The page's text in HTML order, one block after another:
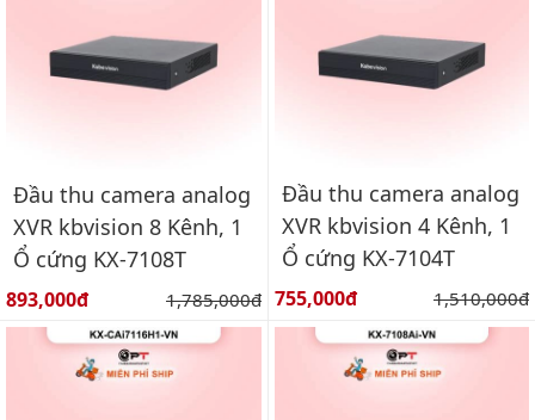
Đầu thu camera analog
XVR kbvision 8 Kênh, 1
Ổ cứng KX-7108T
Giá bán:
893,000đ Giá gốc:
1,785,000đ
Đầu thu camera analog
XVR kbvision 4 Kênh, 1
Ổ cứng KX-7104T
Giá bán:
755,000đ Giá gốc:
1,510,000đ